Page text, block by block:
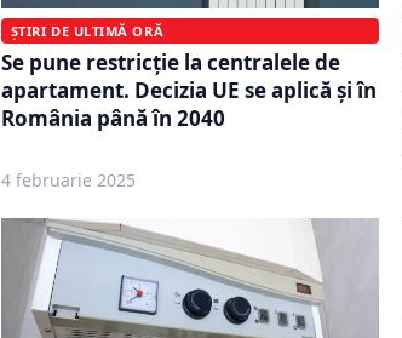
ȘTIRI DE ULTIMĂ ORĂ
Se pune restricție la centralele de
apartament. Decizia UE se aplică și în
România până în 2040
4 februarie 2025